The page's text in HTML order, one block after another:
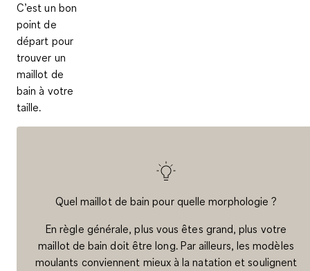
C’est un bon
point de
départ pour
trouver un
maillot de
bain à votre
taille.
Quel maillot de bain pour quelle morphologie ?
En règle générale, plus vous êtes grand, plus votre
maillot de bain doit être long. Par ailleurs, les modèles
moulants conviennent mieux à la natation et soulignent